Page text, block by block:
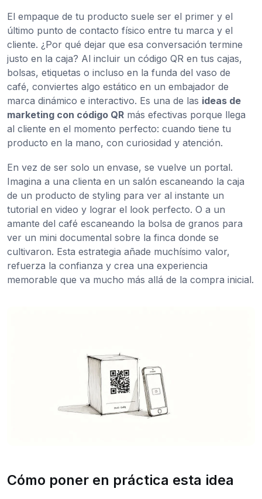
El empaque de tu producto suele ser el primer y el
último punto de contacto físico entre tu marca y el
cliente. ¿Por qué dejar que esa conversación termine
justo en la caja? Al incluir un código QR en tus cajas,
bolsas, etiquetas o incluso en la funda del vaso de
café, conviertes algo estático en un embajador de
marca dinámico e interactivo. Es una de las ideas de
marketing con código QR más efectivas porque llega
al cliente en el momento perfecto: cuando tiene tu
producto en la mano, con curiosidad y atención.
En vez de ser solo un envase, se vuelve un portal.
Imagina a una clienta en un salón escaneando la caja
de un producto de styling para ver al instante un
tutorial en video y lograr el look perfecto. O a un
amante del café escaneando la bolsa de granos para
ver un mini documental sobre la finca donde se
cultivaron. Esta estrategia añade muchísimo valor,
refuerza la confianza y crea una experiencia
memorable que va mucho más allá de la compra inicial.
Cómo poner en práctica esta idea